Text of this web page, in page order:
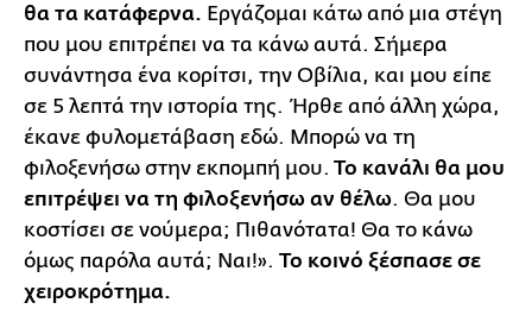
θα τα κατάφερνα. Εργάζομαι κάτω από μια στέγη
που μου επιτρέπει να τα κάνω αυτά. Σήμερα
συνάντησα ένα κορίτσι, την Οβίλια, και μου είπε
σε 5 λεπτά την ιστορία της. Ήρθε από άλλη χώρα,
έκανε φυλομετάβαση εδώ. Μπορώ να τη
φιλοξενήσω στην εκπομπή μου. Το κανάλι θα μου
επιτρέψει να τη φιλοξενήσω αν θέλω. Θα μου
κοστίσει σε νούμερα; Πιθανότατα! Θα το κάνω
όμως παρόλα αυτά; Ναι!». Το κοινό ξέσπασε σε
χειροκρότημα.